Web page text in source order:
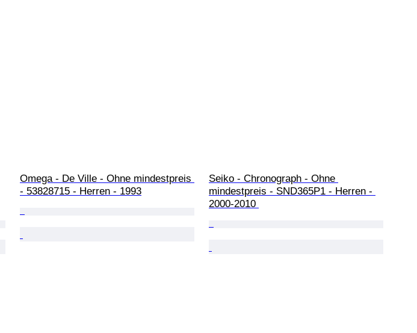
Omega - De Ville - Ohne mindestpreis
- 53828715 - Herren - 1993
Seiko - Chronograph - Ohne
mindestpreis - SND365P1 - Herren -
2000-2010